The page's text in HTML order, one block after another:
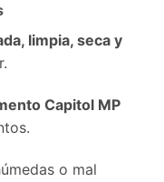
limpia, seca y
Capitol MP
o mal